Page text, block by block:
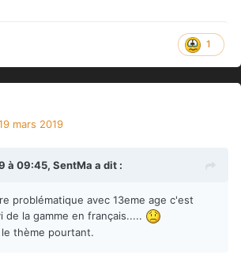
»), voire dans certains cas la source
sept cités :
l'Empereur ;
Cité des mille flèches ;
la Cité marchande ;
la Cité des opportunités ;
la Cité des dieux, régie par la Grande
1
mars 2019
à 09:45, SentMa a dit :
problématique avec 13eme age c'est
de la gamme en français.....
thème pourtant.